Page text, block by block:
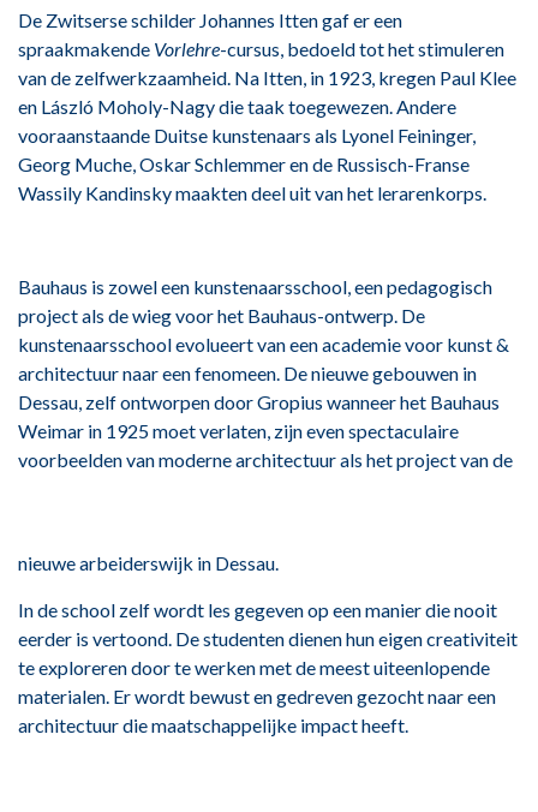
De Zwitserse schilder Johannes Itten gaf er een
spraakmakende Vorlehre-cursus, bedoeld tot het stimuleren
van de zelfwerkzaamheid. Na Itten, in 1923, kregen Paul Klee
en László Moholy-Nagy die taak toegewezen. Andere
vooraanstaande Duitse kunstenaars als Lyonel Feininger,
Georg Muche, Oskar Schlemmer en de Russisch-Franse
Wassily Kandinsky maakten deel uit van het lerarenkorps.
Bauhaus is zowel een kunstenaarsschool, een pedagogisch
project als de wieg voor het Bauhaus-ontwerp. De
kunstenaarsschool evolueert van een academie voor kunst &
architectuur naar een fenomeen. De nieuwe gebouwen in
Dessau, zelf ontworpen door Gropius wanneer het Bauhaus
Weimar in 1925 moet verlaten, zijn even spectaculaire
voorbeelden van moderne architectuur als het project van de
nieuwe arbeiderswijk in Dessau.
In de school zelf wordt les gegeven op een manier die nooit
eerder is vertoond. De studenten dienen hun eigen creativiteit
te exploreren door te werken met de meest uiteenlopende
materialen. Er wordt bewust en gedreven gezocht naar een
architectuur die maatschappelijke impact heeft.